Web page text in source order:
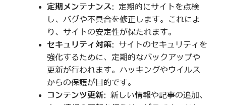
定期メンテナンス: 定期的にサイトを点検
し、バグや不具合を修正します。これによ
り、サイトの安定性が保たれます。
セキュリティ対策: サイトのセキュリティを
強化するために、定期的なバックアップや
更新が行われます。ハッキングやウイルス
からの保護が目的です。
コンテンツ更新: 新しい情報や記事の追加、